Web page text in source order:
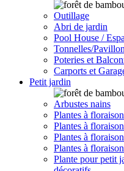
Outillage
Abri de jardin
Pool House /
Tonnelles/
Poteries et
Carports et
Petit jardin
Arbustes nains
Plantes à
Plantes à
Plantes à
Plantes à
Plante pour petit